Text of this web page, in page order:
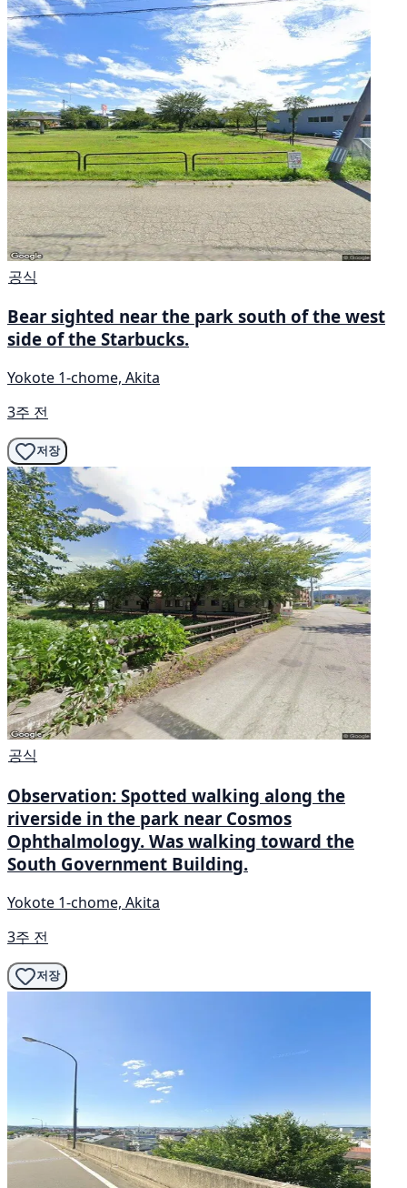
공식
Bear sighted near the park south of the west
side of the Starbucks.
Yokote 1-chome, Akita
3주 전
저장
공식
Observation: Spotted walking along the
riverside in the park near Cosmos
Ophthalmology. Was walking toward the
South Government Building.
Yokote 1-chome, Akita
3주 전
저장